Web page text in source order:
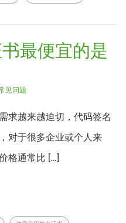
最便宜的是
见问题
求越来越迫切，代码签名
对于很多企业或个人来
格通常比 […]